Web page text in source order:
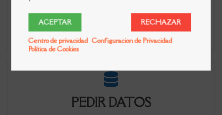
PEDIR DATOS
ACEPTAR RECHAZAR
Centro de privacidad Configuracion de Privacidad
Política de Cookies